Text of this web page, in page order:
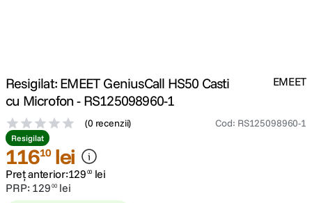
Resigilat: EMEET GeniusCall HS50 Casti
cu Microfon - RS125098960-1
(0 recenzii) Cod: RS125098960-1
EMEET
Resigilat
11610 lei
Preț anterior:129 00 lei
PRP: 129 00 lei